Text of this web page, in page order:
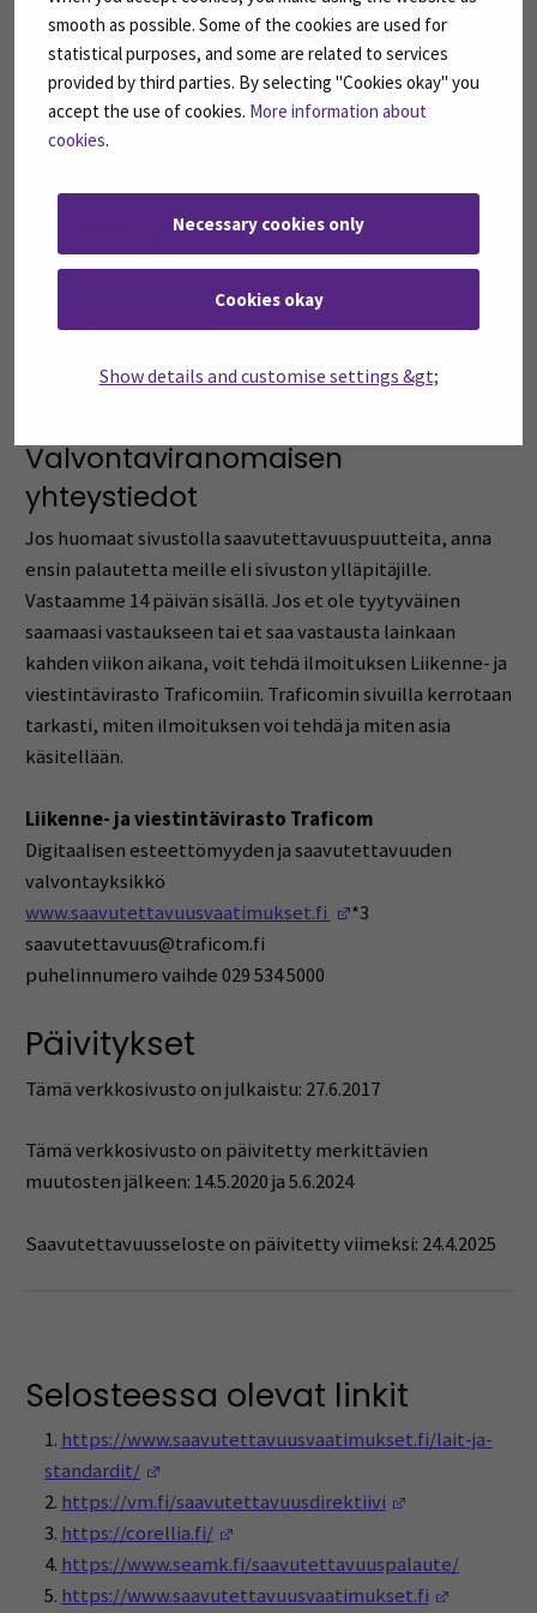
smooth as possible. Some of the cookies are used for
statistical purposes, and some are related to services
provided by third parties. By selecting "Cookies okay" you
accept the use of cookies. More information about
cookies.
Necessary cookies only
Cookies okay
Show details and customise settings &gt;
Jos haluat raportoida ongelman Seinäjoen
ammattikorkeakoulun verkkopalvelun
saavutettavuudessa, haluat jonkin materiaalin
saavutettavassa muodossa, tai jos sinulla on meille
tai sähköpostitse.
Anna saavutettavuuspalautettatällä
verkkolomakkeella*4.
osoitteeseensaavutettavuus@seamk.fi (Avautuu
.
Valvontaviranomaisen
yhteystiedot
Jos huomaat sivustolla saavutettavuuspuutteita, anna
ensin palautetta meille eli sivuston ylläpitäjille.
Vastaamme 14 päivän sisällä. Jos et ole tyytyväinen
saamaasi vastaukseen tai et saa vastausta lainkaan
kahden viikon aikana, voit tehdä ilmoituksen Liikenne- ja
viestintävirasto Traficomiin. Traficomin sivuilla kerrotaan
tarkasti, miten ilmoituksen voi tehdä ja miten asia
käsitellään.
Liikenne- ja viestintävirasto Traficom
Digitaalisen esteettömyyden ja saavutettavuuden
valvontayksikkö
www.saavutettavuusvaatimukset.fi
(Avautuu uuteen
*3
saavutettavuus@traficom.fi
puhelinnumero vaihde 029 534 5000
Päivitykset
Tämä verkkosivusto on julkaistu: 27.6.2017
Tämä verkkosivusto on päivitetty merkittävien
muutosten jälkeen: 14.5.2020 ja 5.6.2024
Saavutettavuusseloste on päivitetty viimeksi: 24.4.2025
Selosteessa olevat linkit
https://www.saavutettavuusvaatimukset.fi/lait-ja-
standardit/
https://vm.fi/saavutettavuusdirektiivi
https://corellia.fi/
https://www.seamk.fi/saavutettavuuspalaute/
https://www.saavutettavuusvaatimukset.fi